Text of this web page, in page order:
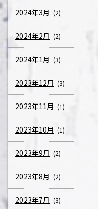
2024年3月 (2)
2024年2月 (2)
2024年1月 (3)
2023年12月 (3)
2023年11月 (1)
2023年10月 (1)
2023年9月 (2)
2023年8月 (2)
2023年7月 (3)